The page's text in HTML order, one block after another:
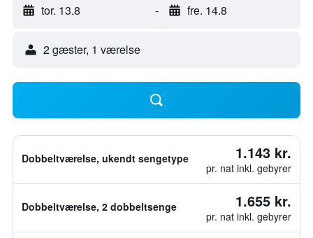
tor. 13.8 - fre. 14.8
2 gæster, 1 værelse
Dobbeltværelse, ukendt sengetype 1.143 kr.
pr. nat inkl. gebyrer
Dobbeltværelse, 2 dobbeltsenge 1.655 kr.
pr. nat inkl. gebyrer